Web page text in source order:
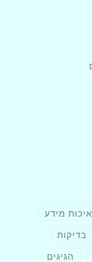
איכות מידע
בדיקות
הגיגים